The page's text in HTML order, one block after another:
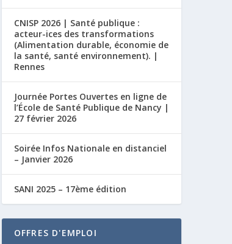
CNISP 2026 | Santé publique :
acteur-ices des transformations
(Alimentation durable, économie de
la santé, santé environnement). |
Rennes
Journée Portes Ouvertes en ligne de
l’École de Santé Publique de Nancy |
27 février 2026
Soirée Infos Nationale en distanciel
– Janvier 2026
SANI 2025 – 17ème édition
OFFRES D'EMPLOI